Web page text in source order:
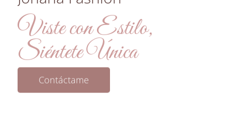
Viste con Estilo,
Siéntete Única
Contáctame